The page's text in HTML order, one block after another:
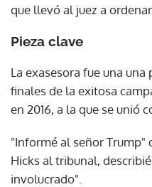
que llevó al juez a
Pieza clave
La exasesora fue una
finales de la exitosa
en 2016, a la que se unió
"Informé al señor Trump"
Hicks al tribunal,
involucrado".